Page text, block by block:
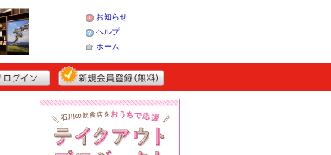
お知らせ
ヘルプ
ホーム